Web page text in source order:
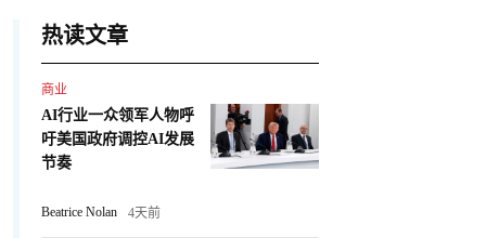
热读文章
商业
AI行业一众领军人物呼
吁美国政府调控AI发展
节奏
Beatrice Nolan 4天前